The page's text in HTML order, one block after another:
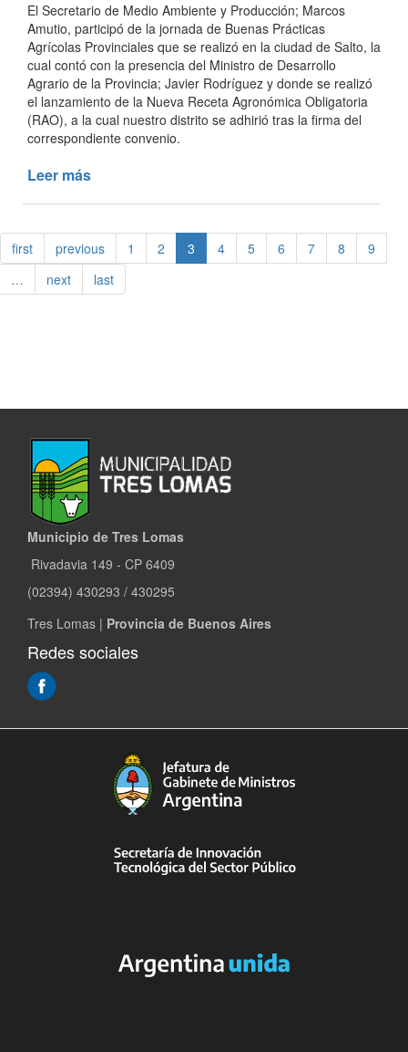
El Secretario de Medio Ambiente y Producción; Marcos
Amutio, participó de la jornada de Buenas Prácticas
Agrícolas Provinciales que se realizó en la ciudad de Salto, la
cual contó con la presencia del Ministro de Desarrollo
Agrario de la Provincia; Javier Rodríguez y donde se realizó
el lanzamiento de la Nueva Receta Agronómica Obligatoria
(RAO), a la cual nuestro distrito se adhirió tras la firma del
correspondiente convenio.
Leer más
PRESENTE
EN
EL
LANZAMIENTO
OBLIGATORIA
first previous 1 2 3 4 5 6 7 8
9
…
next last
Municipio de Tres Lomas
Rivadavia 149 - CP 6409
(02394) 430293 / 430295
Tres Lomas | Provincia de Buenos Aires
Redes sociales